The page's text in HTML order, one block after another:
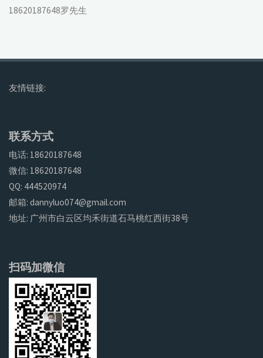
18620187648罗先生
友情链接:
联系方式
电话: 18620187648
微信: 18620187648
QQ: 444520974
邮箱: dannyluo074@gmail.com
地址: 广州市白云区均禾街道石马桃红西街38号
扫码加微信